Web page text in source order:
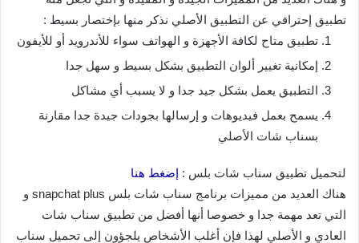
تطبيق إحترافي عن التطبيق الأصلي نذكر منها بإختصار بسيط :
تطبيق متاح لكافة الأجهزة و الهواتف سواء للأندرويد أو للأيفون
إمكانية تغيير ألوان التطبيق بشكل بسيط و سهل جدا
التطبيق يعمل بشكل جيد جدا و لا يسبب أي مشاكل
يسمح بعمل فيديوهات و إرسالها بجودات جيدة جدا مقارنة
بسناب شات الأصلي
لتحميل تطبيق سناب شات بلس : إضغط هنا
هناك العديد من مميزات برنامج سناب شات بلس snapchat plus و
التي تعد مهمة جدا و خصوصا أنها أفضل من تطبيق سناب شات
العادي و الأصلي لهذا فإن أغلب الأشخاص يلجؤون إلى تحميل سناب